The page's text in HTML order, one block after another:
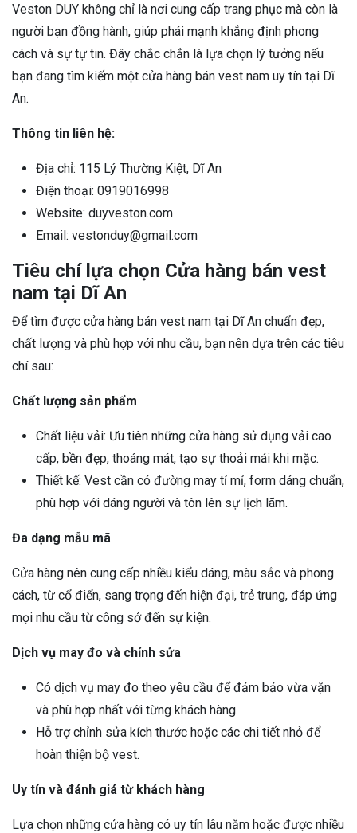
Veston DUY không chỉ là nơi cung cấp trang phục mà còn là
người bạn đồng hành, giúp phái mạnh khẳng định phong
cách và sự tự tin. Đây chắc chắn là lựa chọn lý tưởng nếu
bạn đang tìm kiếm một cửa hàng bán vest nam uy tín tại Dĩ
An.
Thông tin liên hệ:
Địa chỉ: 115 Lý Thường Kiệt, Dĩ An
Điện thoại: 0919016998
Website: duyveston.com
Email: vestonduy@gmail.com
Tiêu chí lựa chọn Cửa hàng bán vest
nam tại Dĩ An
Để tìm được cửa hàng bán vest nam tại Dĩ An chuẩn đẹp,
chất lượng và phù hợp với nhu cầu, bạn nên dựa trên các tiêu
chí sau:
Chất lượng sản phẩm
Chất liệu vải: Ưu tiên những cửa hàng sử dụng vải cao
cấp, bền đẹp, thoáng mát, tạo sự thoải mái khi mặc.
Thiết kế: Vest cần có đường may tỉ mỉ, form dáng chuẩn,
phù hợp với dáng người và tôn lên sự lịch lãm.
Đa dạng mẫu mã
Cửa hàng nên cung cấp nhiều kiểu dáng, màu sắc và phong
cách, từ cổ điển, sang trọng đến hiện đại, trẻ trung, đáp ứng
mọi nhu cầu từ công sở đến sự kiện.
Dịch vụ may đo và chỉnh sửa
Có dịch vụ may đo theo yêu cầu để đảm bảo vừa vặn
và phù hợp nhất với từng khách hàng.
Hỗ trợ chỉnh sửa kích thước hoặc các chi tiết nhỏ để
hoàn thiện bộ vest.
Uy tín và đánh giá từ khách hàng
Lựa chọn những cửa hàng có uy tín lâu năm hoặc được nhiều